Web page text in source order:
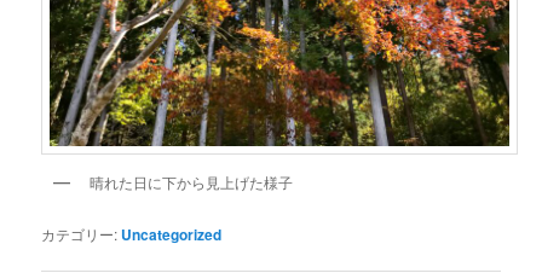
晴れた日に下から見上げた様子
カテゴリー: Uncategorized